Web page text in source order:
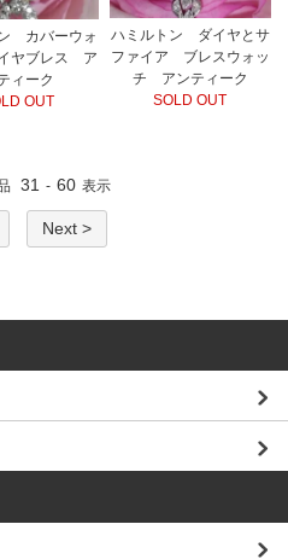
カバーウォ
ヤブレス ア
ィーク
OUT
ハミルトン ダイヤとサ
ファイア ブレスウォッ
チ アンティーク
SOLD OUT
31 - 60 表示
Next >